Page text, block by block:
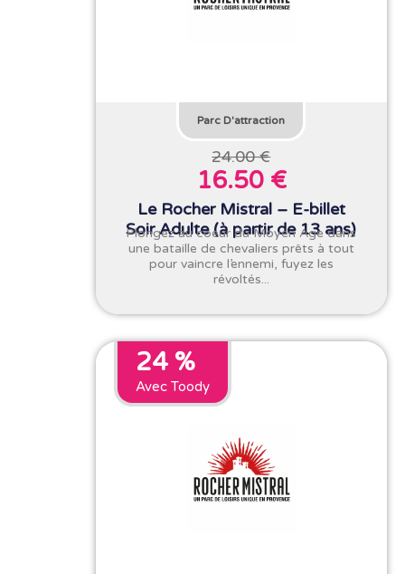
Parc D'attraction
24.00 €
16.50 €
Le Rocher Mistral – E-billet
Soir Adulte (à partir de 13 ans)
Plongez au coeur du Moyen Age dans
une bataille de chevaliers prêts à tout
pour vaincre l’ennemi, fuyez les
révoltés...
24 %
Avec Toody